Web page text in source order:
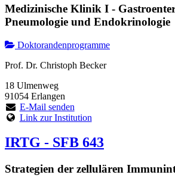
Medizinische Klinik I -
Pneumologie und Endokrinologie
Doktorandenprogramme
Prof. Dr. Christoph Becker
18 Ulmenweg
91054 Erlangen
E-Mail senden
Link zur Institution
IRTG - SFB 643
Strategien der zellulären